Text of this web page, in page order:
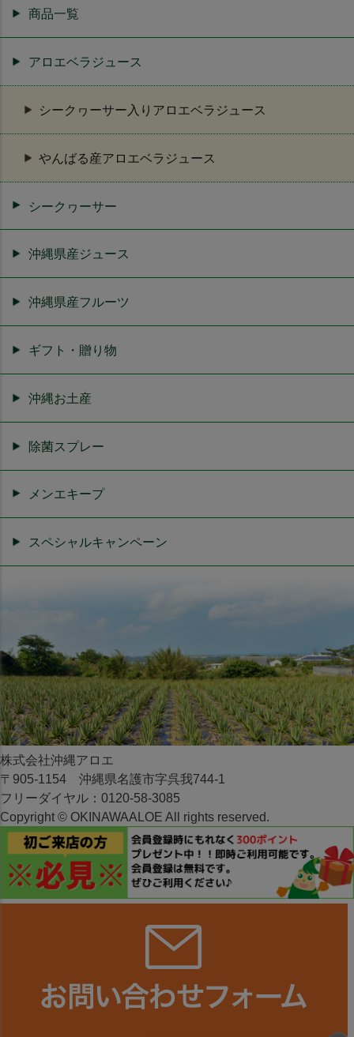
商品一覧
アロエベラジュース
シークヮーサー入りアロエベラジュース
やんばる産アロエベラジュース
シークヮーサー
沖縄県産ジュース
沖縄県産フルーツ
ギフト・贈り物
沖縄お土産
除菌スプレー
メンエキープ
スペシャルキャンペーン
株式会社沖縄アロエ
〒905-1154 沖縄県名護市字呉我744-1
フリーダイヤル：0120-58-3085
Copyright © OKINAWAALOE All rights reserved.